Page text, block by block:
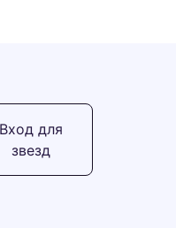
Вход для
звезд